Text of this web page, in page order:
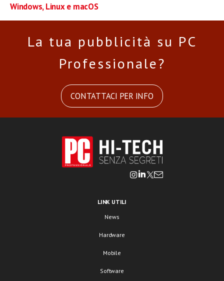
Windows, Linux e macOS
La tua pubblicità su PC
Professionale?
CONTATTACI PER INFO
LINK UTILI
News
Hardware
Mobile
Software